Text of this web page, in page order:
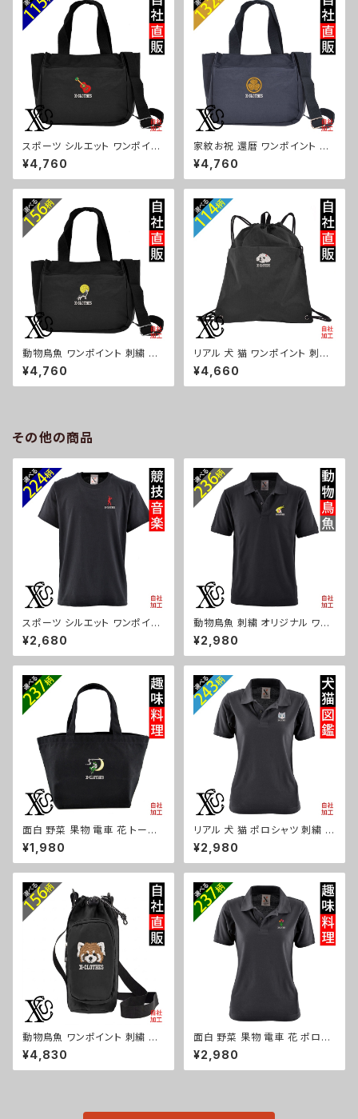
a-bg181-b10-s
a-bg181-b09-s
スポーツ シルエット ワンポイン
ト 刺繍トート ショルダーバッグ
カジュアル 軽量 レディース メン
ズ 雑貨 グッズ 自社ブランド 柄
バスケ テニス 和太鼓 大相撲 or
i-a-bg181-b08-s
¥4,760
家紋お祝 還暦 ワンポイント 刺
繍トート ショルダーバッグ カジ
ュアル 軽量 レディース メンズ
雑貨 グッズ 自社ブランド 柄 丸
木瓜 蔦 桐 ロゴ スカル ori-a-b
g181-b07-s
¥4,760
動物鳥魚 ワンポイント 刺繍 ト
ート ショルダーバッグ カジュア
ル 軽量 レディース メンズ 雑貨
グッズ 自社ブランド 柄 馬 豚 魚
¥4,760
リアル 犬 猫 ワンポイント 刺繍
撥水 ナイロン ナップサック メン
ズ 大容量 ジム サブバッグ レデ
ィース 雑貨 グッズ 自社ブランド
¥4,660
その他の商品
スポーツ シルエット ワンポイン
ト 刺繍 プレゼント 5.6oz オリ
ジナル 半袖 Tシャツ メンズ ロ
ゴ おしゃれ tシャツ 無地 カット
紺 自社ブランド 父の日 お祭り
トップス グッズ 文字 面白い お
もしろ 卒団 記念品 部活 卒業 o
ri-am-tst2-b08-s
¥2,680
動物鳥魚 刺繍 オリジナル ワン
ポイント ポロシャツ リアル 半袖
メンズ 無地 ロゴ おしゃれ ゴル
フ 吸汗速乾 父の日 柄 馬 鳥 豚
s
¥2,980
面白 野菜 果物 電車 花 トート
バッグ リアル 刺繍 プレゼント
ワンポイント ミニトートバッグ レ
ディース キッズ メンズ キャンバ
ゃれ トートバック ランチバッグ
ミニ 子供 柄 グッズ ori-aw-ba
g2-b09-s
¥1,980
リアル 犬 猫 ポロシャツ 刺繍 プ
レゼント 半袖 レディース オリジ
ナル 無地 ワンポイント ロゴ お
しゃれ ゴルフ 吸汗速乾 黒 紺 母
ズー シュナウザー パグ フレンチ
ブルドッグ X-CLOTHES 猫図
鑑 犬図鑑 ori-aw-poh2-b10
-s
¥2,980
動物鳥魚 ワンポイント 刺繍 ボ
トルケース ペットボトルホルダー
保冷 保温 670ml レディース メ
ンズ 雑貨 グッズ 自社ブランド
¥4,830
面白 野菜 果物 電車 花 ポロシ
ャツ リアル 刺繍 プレゼント 半
袖 レディース オリジナル 無地
ワンポイント ロゴ おしゃれ ゴル
¥2,980